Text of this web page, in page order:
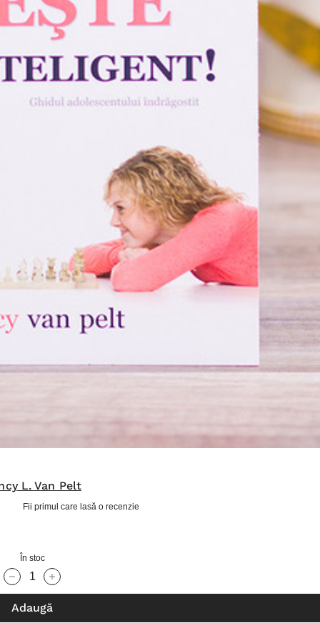
L. Van Pelt
Fii primul care lasă o recenzie
În stoc
Cantitate scăzută:
Cantitate Crescută:
Adaugă